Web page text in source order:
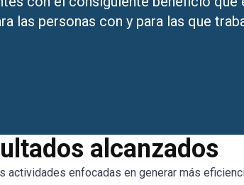
las personas con y para las que
alcanzados
actividades enfocadas en generar más